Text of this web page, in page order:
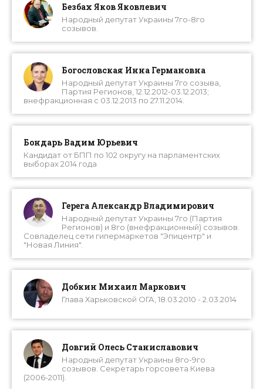
Безбах Яков Яковлевич
Народный депутат Украины 7го-8го
созывов.
Богословская Инна Германовна
Народный депутат Украины 7го созыва,
Партия Регионов, 12.12.2012-03.12.2013;
внефракционная с 03.12.2013 по 27.11.2014.
Бондарь Вадим Юрьевич
Кандидат от БПП по 102 округу на парламентских
выборах 2014 года
Герега Александр Владимирович
Народный депутат Украины 7го (Партия
Регионов) и 8го (внефракционный) созывов.
Совладелец сети гипермаркетов "Эпицентр" и
"Новая Линия".
Добкин Михаил Маркович
Глава Харьковской ОГА, 18.03.2010 - 2.03.2014
Довгий Олесь Станиславович
Народный депутат Украины 8го-9го
созывов. Секретарь горсовета Киева
(2006-2011).